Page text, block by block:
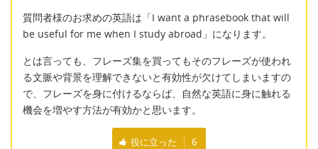
質問者様のお求めの英語は「I want a phrasebook that will
be useful for me when I study abroad」になります。
とは言っても、フレーズ集を買ってもそのフレーズが使われ
る文脈や背景を理解できないと有効性が欠けてしまいますの
で、フレーズを身に付けるならば、自然な英語に身に触れる
機会を増やす方法が有効かと思います。
役に立った 6